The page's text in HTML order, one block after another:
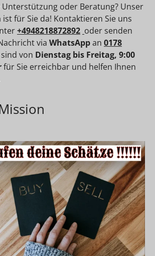
Unterstützung oder Beratung? Unser
ist für Sie da! Kontaktieren Sie uns
+4948218872892 oder senden
via WhatsAppan 0178
von Dienstag bis Freitag, 9:00
für Sie erreichbar und helfen Ihnen